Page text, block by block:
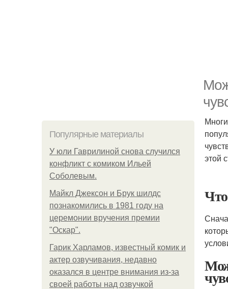
Популярные материалы
У юли Гаврилиной снова случился
конфликт с комиком Ильей
Соболевым.
Майкл Джексон и Брук шилдс
познакомились в 1981 году на
церемонии вручения премии
"Оскар".
Гарик Харламов, известный комик и
актер озвучивания, недавно
оказался в центре внимания из-за
своей работы над озвучкой
этой